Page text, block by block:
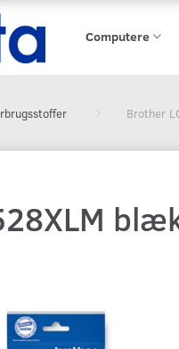
Computere
Brother